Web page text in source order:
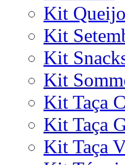
Kit
Kit
Kit
Kit
Kit Taça
Kit Taça
Kit Taça